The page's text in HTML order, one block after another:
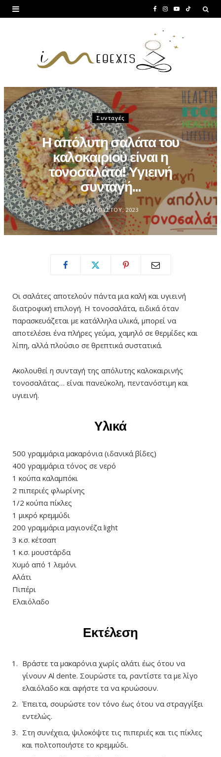
c
e
k
I
a
Y T
Συνταγές
Η απόλυτη σαλάτα του
καλοκαιριού είναι η
τονοσαλάτα! Υγιεινή
συνταγή…
6 ΑΥΓΟΎΣΤΟΥ, 2023
Οι σαλάτες αποτελούν πάντα μια καλή και υγιεινή
διατροφική επιλογή. Η τονοσαλάτα, ειδικά όταν
παρασκευάζεται με κατάλληλα υλικά, μπορεί να
αποτελέσει ένα πλήρες γεύμα, χαμηλό σε θερμίδες και
λίπη, αλλά πλούσιο σε θρεπτικά συστατικά.
Ακολουθεί η συνταγή της απόλυτης καλοκαιρινής
τονοσαλάτας… είναι πανεύκολη, πεντανόστιμη και
υγιεινή.
Υλικά
500 γραμμάρια μακαρόνια (ιδανικά βίδες)
400 γραμμάρια τόνος σε νερό
1 κούπα καλαμπόκι
2 πιπεριές φλωρίνης
1/2 κούπα πίκλες
1 μικρό κρεμμύδι
200 γραμμάρια μαγιονέζα light
3 κ.σ. κέτσαπ
1 κ.σ. μουστάρδα
Χυμό από 1 λεμόνι
Αλάτι
Πιπέρι
Ελαιόλαδο
Εκτέλεση
Βράστε τα μακαρόνια χωρίς αλάτι έως ότου να
γίνουν Al dente. Σουρώστε τα, ραντίστε τα με λίγο
ελαιόλαδο και αφήστε τα να κρυώσουν.
Έπειτα, σουρώστε τον τόνο έως ότου να στραγγίξει
εντελώς.
Στη συνέχεια, ψιλοκόψτε τις πιπεριές και τις πίκλες
και πολτοποιήστε το κρεμμύδι.